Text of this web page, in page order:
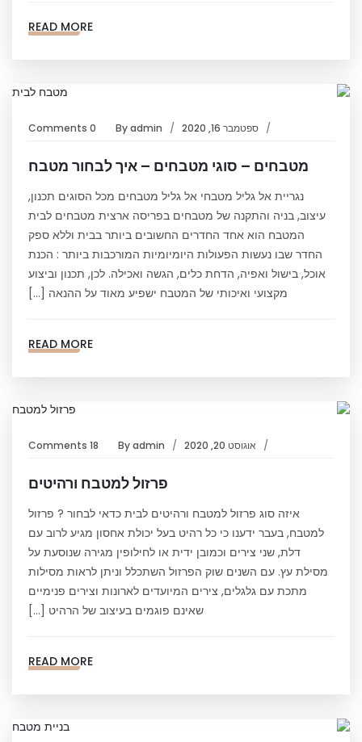
READ MORE
ספטמבר 16, 2020 Byadmin
0 Comments
מטבחים – סוגי מטבחים – איך לבחור מטבח
נגריית אל גליל מטבחי אל גליל מטבחים מכל הסוגים תכנון,
עיצוב, בניה והתקנה של מטבחים בפריסה ארצית מטבחים לבית
המטבח הוא אחד החדרים החשובים ביותר בבית וללא ספק
החדר שבו נעשות הפעולות היומיומיות המורכבות ביותר : הכנת
אוכל, בישול ואפיה, הדחת כלים, הגשה ואכילה. לכן, תכנון וביצוע
מקצועי ואיכותי של המטבח ישפיע מאוד על ההנאה […]
READ MORE
אוגוסט 20, 2020 Byadmin
18 Comments
פרזול למטבח ורהיטים
איזה סוג פרזול למטבח ורהיטים לבית כדאי לבחור ? פרזול
למטבח, בעבר ידענו כי כל רהיט בעל יכולת אחסון מגיע לרוב עם
דלת, שני צירים וכמובן ידית או לחילופין מגירה שנוסעת על
מסילת עץ. עם השנים שוק הפרזול השתכלל וניתן לראות מסילות
מתכת עם גלגלים, צירים המיועדים לארונות וצירים פנימיים
שאינם פוגמים בעיצוב של הרהיט […]
READ MORE